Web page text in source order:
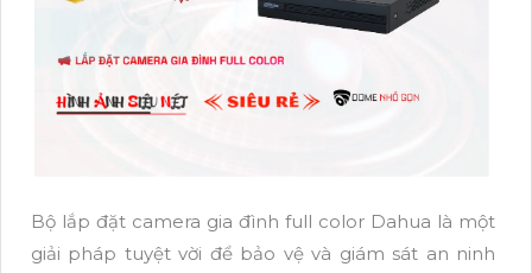
Bộ lắp đặt camera gia đình full color Dahua là một
giải pháp tuyệt vời để bảo vệ và giám sát an ninh